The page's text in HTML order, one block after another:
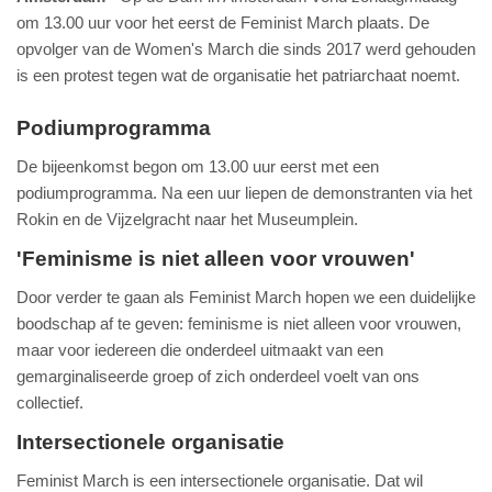
om 13.00 uur voor het eerst de Feminist March plaats. De
opvolger van de Women's March die sinds 2017 werd gehouden
is een protest tegen wat de organisatie het patriarchaat noemt.
Podiumprogramma
De bijeenkomst begon om 13.00 uur eerst met een
podiumprogramma. Na een uur liepen de demonstranten via het
Rokin en de Vijzelgracht naar het Museumplein.
'Feminisme is niet alleen voor vrouwen'
Door verder te gaan als Feminist March hopen we een duidelijke
boodschap af te geven: feminisme is niet alleen voor vrouwen,
maar voor iedereen die onderdeel uitmaakt van een
gemarginaliseerde groep of zich onderdeel voelt van ons
collectief.
Intersectionele organisatie
Feminist March is een intersectionele organisatie. Dat wil